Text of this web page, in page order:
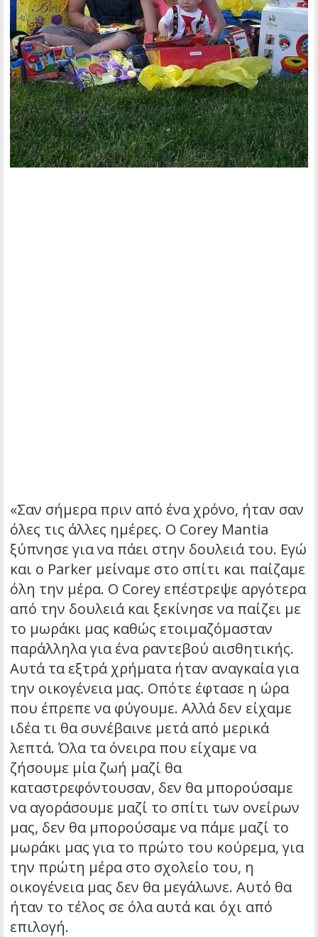
«Σαν σήμερα πριν από ένα χρόνο, ήταν σαν
όλες τις άλλες ημέρες. Ο Corey Mantia
ξύπνησε για να πάει στην δουλειά του. Εγώ
και ο Parker μείναμε στο σπίτι και παίζαμε
όλη την μέρα. Ο Corey επέστρεψε αργότερα
από την δουλειά και ξεκίνησε να παίζει με
το μωράκι μας καθώς ετοιμαζόμασταν
παράλληλα για ένα ραντεβού αισθητικής.
Αυτά τα εξτρά χρήματα ήταν αναγκαία για
την οικογένεια μας. Οπότε έφτασε η ώρα
που έπρεπε να φύγουμε. Αλλά δεν είχαμε
ιδέα τι θα συνέβαινε μετά από μερικά
λεπτά. Όλα τα όνειρα που είχαμε να
ζήσουμε μία ζωή μαζί θα
καταστρεφόντουσαν, δεν θα μπορούσαμε
να αγοράσουμε μαζί το σπίτι των ονείρων
μας, δεν θα μπορούσαμε να πάμε μαζί το
μωράκι μας για το πρώτο του κούρεμα, για
την πρώτη μέρα στο σχολείο του, η
οικογένεια μας δεν θα μεγάλωνε. Αυτό θα
ήταν το τέλος σε όλα αυτά και όχι από
επιλογή.